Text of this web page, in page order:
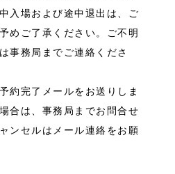
入場および途中退出は、ご
めご了承ください。ご不明
事務局までご連絡くださ
約完了メールをお送りしま
合は、事務局までお問合せ
ンセルはメール連絡をお願